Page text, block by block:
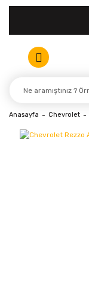
Anasayfa Chevrolet